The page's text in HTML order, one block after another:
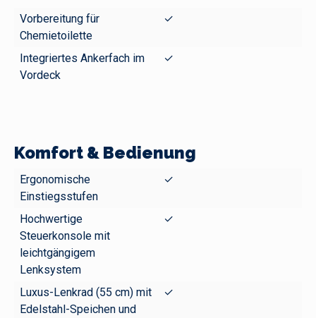
Vorbereitung für
Chemietoilette
✓
Integriertes Ankerfach im
Vordeck
✓
Komfort & Bedienung
Ergonomische
Einstiegsstufen
✓
Hochwertige
Steuerkonsole mit
leichtgängigem
Lenksystem
✓
Luxus-Lenkrad (55 cm) mit
Edelstahl-Speichen und
✓